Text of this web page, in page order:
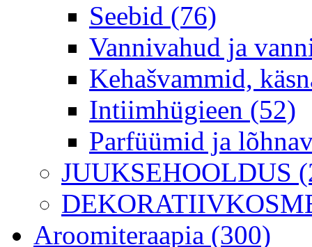
Seebid (76)
Vannivahud ja
Kehašvammid,
Intiimhügieen (52)
Parfüümid ja
JUUKSEHOOLDUS
Aroomiteraapia (300)